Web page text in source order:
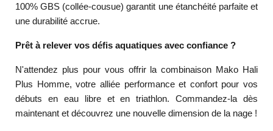
100% GBS (collée-cousue) garantit une étanchéité parfaite et
une durabilité accrue.
Prêt à relever vos défis aquatiques avec confiance ?
N'attendez plus pour vous offrir la combinaison Mako Hali
Plus Homme, votre alliée performance et confort pour vos
débuts en eau libre et en triathlon. Commandez-la dès
maintenant et découvrez une nouvelle dimension de la nage !